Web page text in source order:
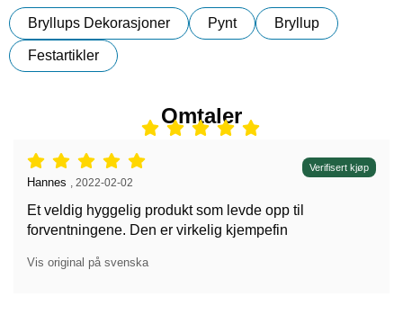
Bryllups Dekorasjoner Pynt Bryllup
Festartikler
Omtaler
Vurdering: 5 stjerne av 5, Verifisert kjøp
Anmeldelse av:
Hannes 2022-02-02
Et veldig hyggelig produkt som levde opp til
forventningene. Den er virkelig kjempefin
Vis original på svenska